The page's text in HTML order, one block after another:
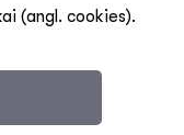
(angl. cookies).